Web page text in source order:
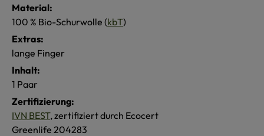
Material:
100 % Bio-Schurwolle (kbT)
Extras:
lange Finger
Inhalt:
1 Paar
Zertifizierung:
IVN BEST, zertifiziert durch Ecocert
Greenlife 204283